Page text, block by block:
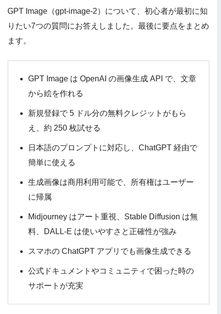
GPT Image（gpt-image-2）について、初心者が最初に知
りたい7つの質問にお答えしました。最後に要点をまとめ
ます。
GPT Image は OpenAI の画像生成 API で、文章
から絵を作れる
新規登録で 5 ドル分の無料クレジットがもら
え、約 250 枚試せる
日本語のプロンプトに対応し、ChatGPT 経由で
簡単に使える
生成画像は商用利用可能で、所有権はユーザー
に帰属
Midjourney はアート重視、Stable Diffusion は無
料、DALL-E は使いやすさと正確性が強み
スマホの ChatGPT アプリでも画像生成できる
公式ドキュメントやコミュニティで困った時の
サポートが充実